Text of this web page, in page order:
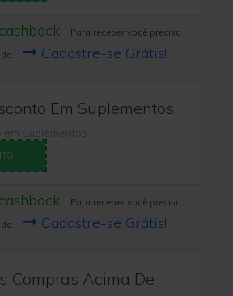
Para receber você precisa
Cadastre-se Grátis!
Em Suplementos.
Suplementos.
Para receber você precisa
Cadastre-se Grátis!
Compras Acima De